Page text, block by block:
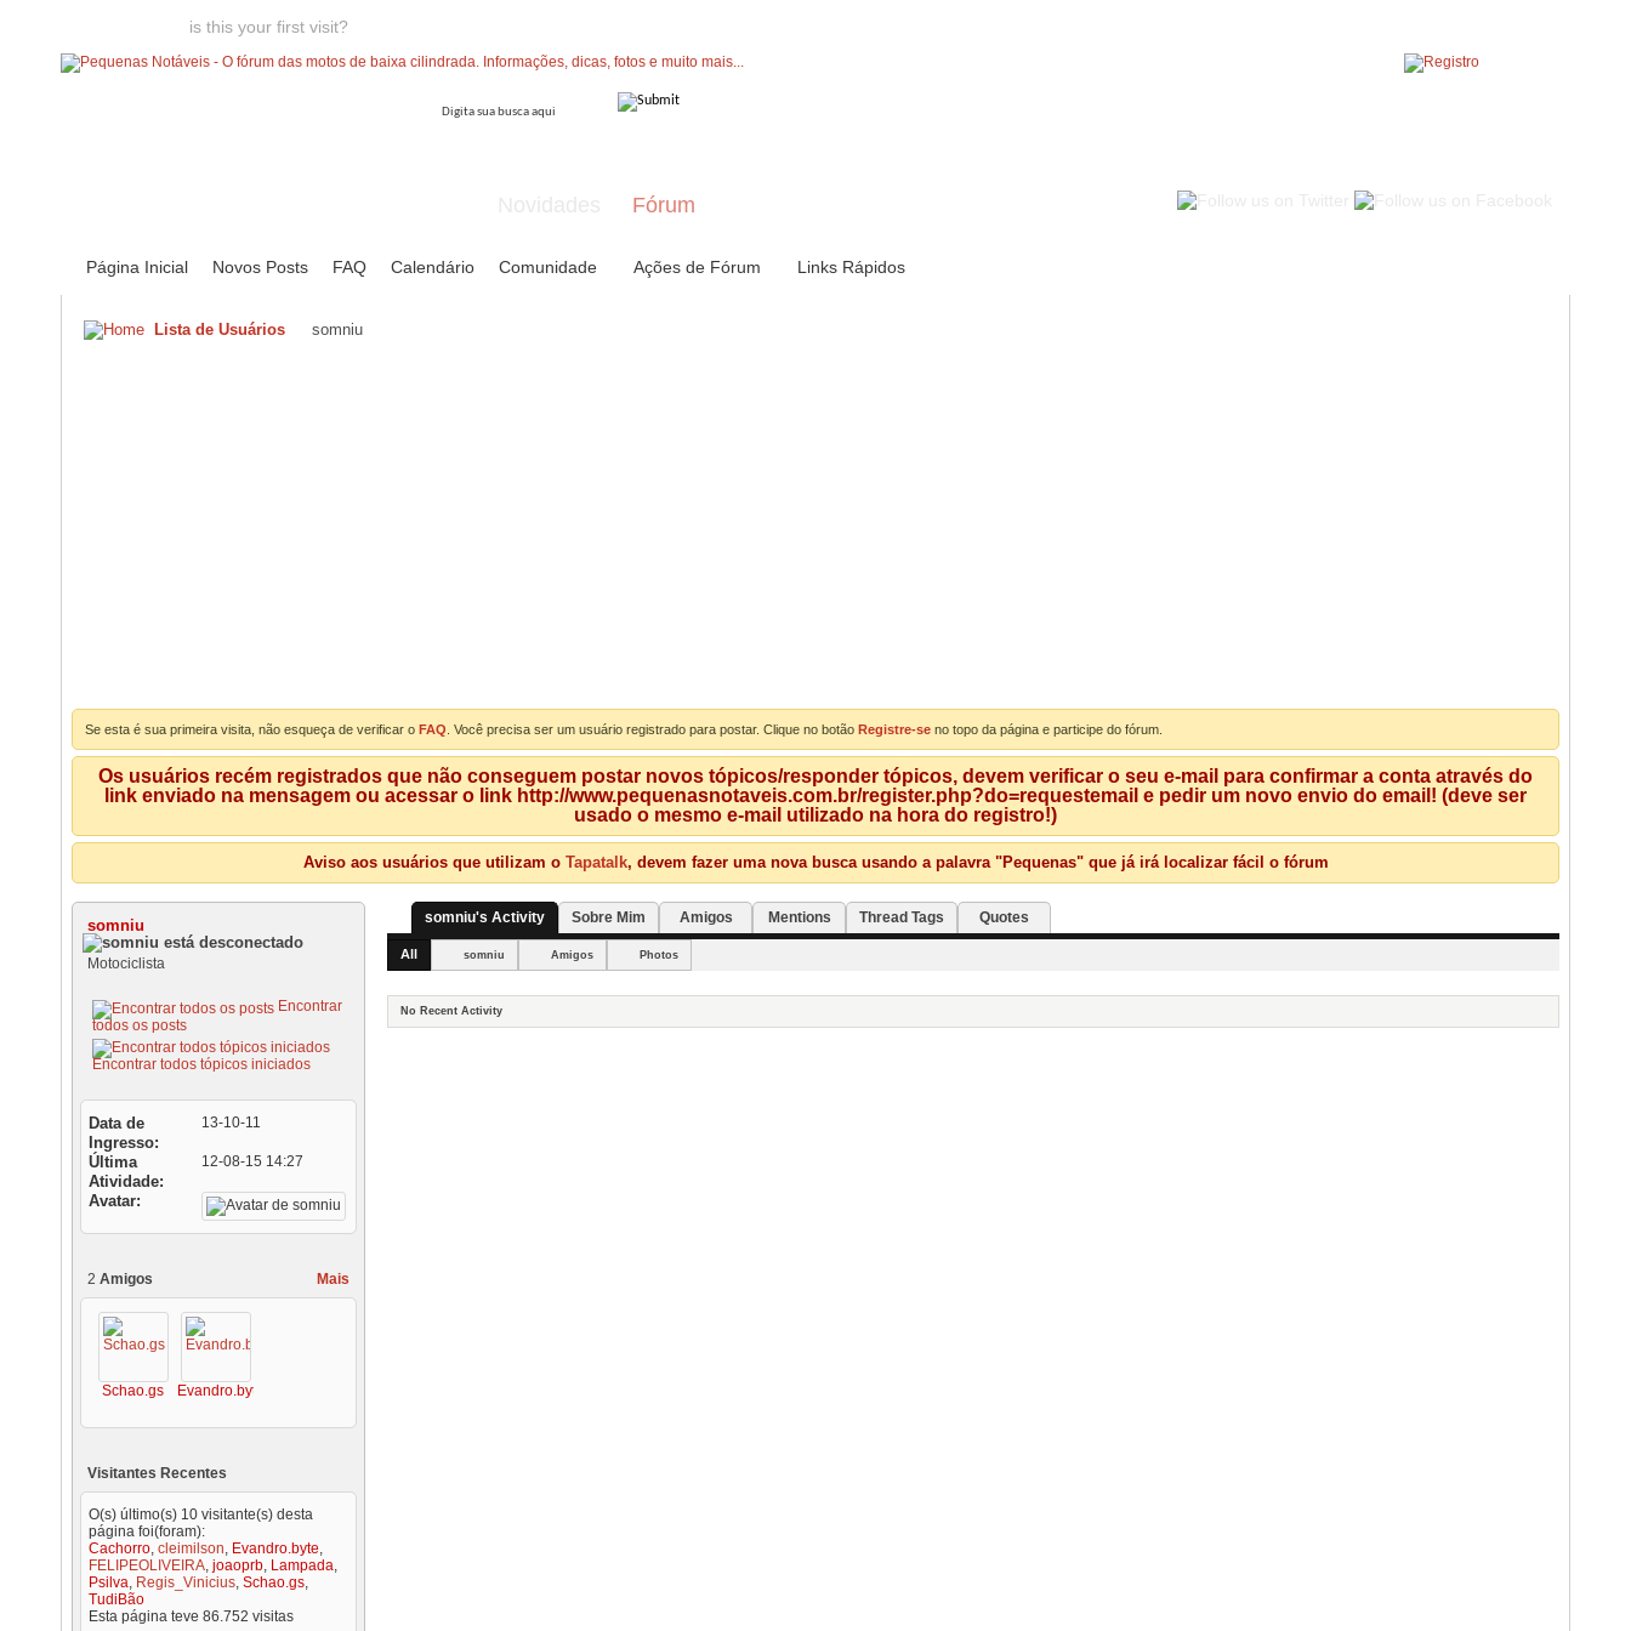
is this your first visit?
Fórum
Página Inicial Novos Posts FAQ Calendário Comunidade Ações de Fórum Links Rápidos
Lista de Usuários somniu
Se esta é sua primeira visita, não esqueça de verificar o FAQ . Você precisa ser um usuário registrado para postar. Clique no botão Registre-se no topo da página e participe do fórum.
Os usuários recém registrados que não conseguem postar novos tópicos/responder tópicos, devem verificar o seu e-mail para confirmar a conta através do
link enviado na mensagem ou acessar o link http://www.pequenasnotaveis.com.br/register.php?do=requestemail e pedir um novo envio do email! (deve ser
usado o mesmo e-mail utilizado na hora do registro!)
Aviso aos usuários que utilizam o Tapatalk, devem fazer uma nova busca usando a palavra "Pequenas" que já irá localizar fácil o fórum
somniu
Motociclista
Encontrar
todos os posts
Encontrar todos tópicos iniciados
Data de
Ingresso
13-10-11
Última
Atividade
12-08-15 14:27
Avatar
Mais
2 Amigos
Schao.gs Evandro.byte
Visitantes Recentes
O(s) último(s) 10 visitante(s) desta
página foi(foram):
Cachorro, cleimilson, Evandro.byte,
FELIPEOLIVEIRA, joaoprb, Lampada,
Psilva, Regis_Vinicius, Schao.gs,
TudiBão
Esta página teve 86.752 visitas
somniu's Activity Sobre Mim Amigos Mentions Thread Tags Quotes
All somniu Amigos Photos
No Recent Activity